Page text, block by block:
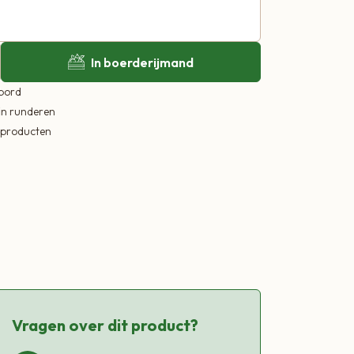
In boerderijmand
runderen
Vragen over dit product?